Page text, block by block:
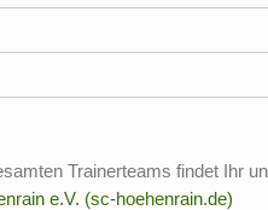
Trainerteams findet Ihr
e.V. (sc-hoehenrain.de)